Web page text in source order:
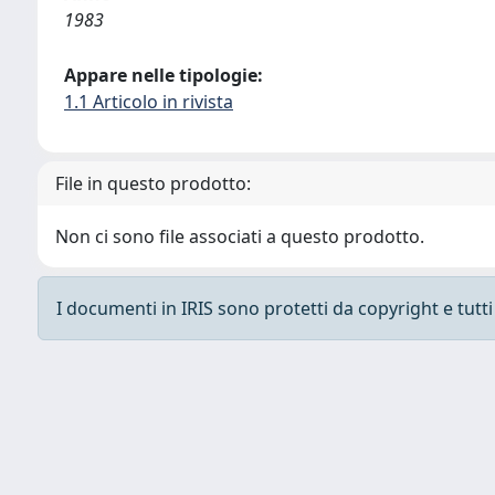
1983
Appare nelle tipologie:
1.1 Articolo in rivista
File in questo prodotto:
Non ci sono file associati a questo prodotto.
I documenti in IRIS sono protetti da copyright e